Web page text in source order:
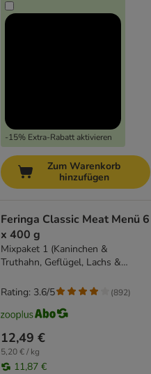
-15% Extra-Rabatt aktivieren
Zum Warenkorb
hinzufügen
Feringa Classic Meat Menü 6
x 400 g
Mixpaket 1 (Kaninchen &
Truthahn, Geflügel, Lachs &
12,49 €
5,20 € / kg
11,87 €
Rating: 3.6/5 (892)